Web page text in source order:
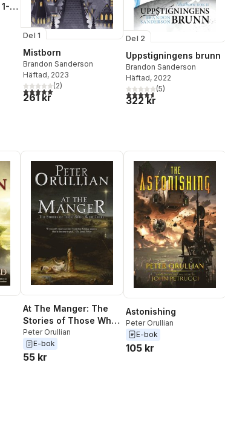
3:
antal röster:
Del 1
Mistborn
Brandon Sanderson
Häftad, 2023
5,0utav 5 stjärnor. Totalt antal röster:
(2)
261 kr
Del 2
Uppstigningens brunn
Brandon Sanderson
Häftad, 2022
4,6utav 5 stjärnor. Totalt
(5)
322 kr
At The Manger: The
Stories of Those Who
Were There
Peter Orullian
E-bok
55 kr
Astonishing
Peter Orullian
E-bok
105 kr